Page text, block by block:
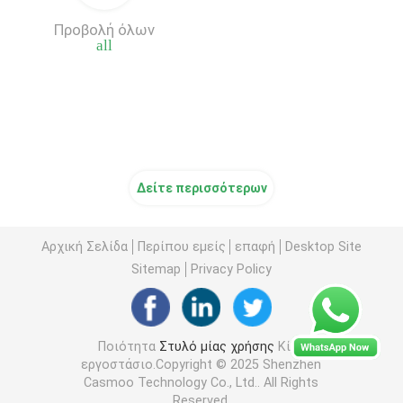
Στυλό CBD Vape
Μπαταρία κασέτας Vape
Κουτί συσκευασίας Vape
all
Προβολή όλων
Δείτε περισσότερων
Αρχική Σελίδα Περίπου εμείς επαφή
Desktop Site
Sitemap
Privacy Policy
Ποιότητα Στυλό μίας χρήσης Κίνα
εργοστάσιο.Copyright © 2025 Shenzhen
Casmoo Technology Co., Ltd.. All Rights